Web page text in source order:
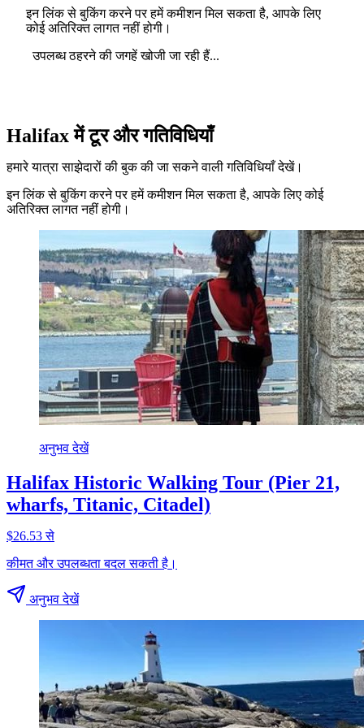
इन लिंक से बुकिंग करने पर हमें कमीशन मिल सकता है, आपके लिए
कोई अतिरिक्त लागत नहीं होगी।
उपलब्ध ठहरने की जगहें खोजी जा रही हैं...
Halifax में टूर और गतिविधियाँ
हमारे यात्रा साझेदारों की बुक की जा सकने वाली गतिविधियाँ देखें।
इन लिंक से बुकिंग करने पर हमें कमीशन मिल सकता है, आपके लिए कोई
अतिरिक्त लागत नहीं होगी।
अनुभव देखें
Halifax Historic Walking Tour (Pier 21,
wharfs, Titanic, Citadel)
$26.53 से
कीमत और उपलब्धता बदल सकती है।
अनुभव देखें